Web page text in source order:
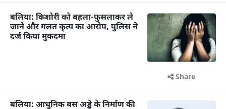
बलिया: किशोरी को बहला-फुसलाकर ले
जाने और गलत कृत्य का आरोप, पुलिस ने
दर्ज किया मुकदमा
Share
बलिया: आधुनिक बस अड्डे के निर्माण की